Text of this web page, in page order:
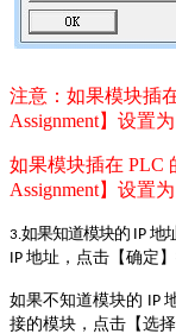
注意：如果模块插
Assignment】设置
如果模块插在 PLC
Assignment】设置
3.如果知道模块的 IP 地
IP 地址，点击【确定
如果不知道模块的 IP
接的模块，点击【选择